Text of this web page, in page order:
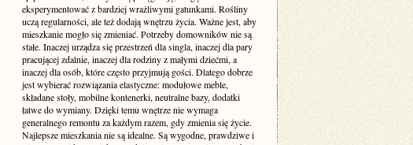
eksperymentować z bardziej wrażliwymi gatunkami. Rośliny
uczą regularności, ale też dodają wnętrzu życia. Ważne jest, aby
mieszkanie mogło się zmieniać. Potrzeby domowników nie są
stałe. Inaczej urządza się przestrzeń dla singla, inaczej dla pary
pracującej zdalnie, inaczej dla rodziny z małymi dziećmi, a
inaczej dla osób, które często przyjmują gości. Dlatego dobrze
jest wybierać rozwiązania elastyczne: modułowe meble,
składane stoły, mobilne kontenerki, neutralne bazy, dodatki
łatwe do wymiany. Dzięki temu wnętrze nie wymaga
generalnego remontu za każdym razem, gdy zmienia się życie.
Najlepsze mieszkania nie są idealne. Są wygodne, prawdziwe i